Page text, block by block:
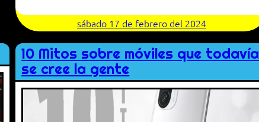
sábado 17 de febrero del 2024
10 Mitos sobre móviles que todavía
se cree la gente